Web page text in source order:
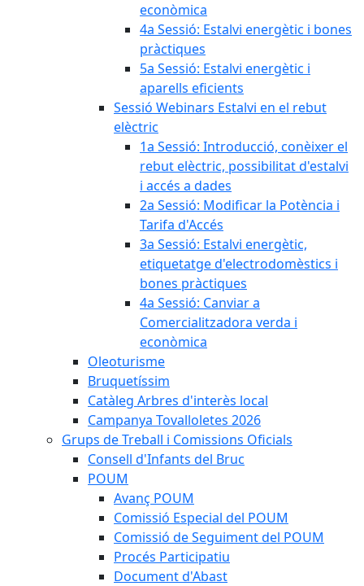
econòmica
4a Sessió: Estalvi energètic i bones
pràctiques
5a Sessió: Estalvi energètic i
aparells eficients
Sessió Webinars Estalvi en el rebut
elèctric
1a Sessió: Introducció, conèixer el
rebut elèctric, possibilitat d'estalvi
i accés a dades
2a Sessió: Modificar la Potència i
Tarifa d'Accés
3a Sessió: Estalvi energètic,
etiquetatge d'electrodomèstics i
bones pràctiques
4a Sessió: Canviar a
Comercialitzadora verda i
econòmica
Oleoturisme
Bruquetíssim
Catàleg Arbres d'interès local
Campanya Tovalloletes 2026
Grups de Treball i Comissions Oficials
Consell d'Infants del Bruc
POUM
Avanç POUM
Comissió Especial del POUM
Comissió de Seguiment del POUM
Procés Participatiu
Document d'Abast